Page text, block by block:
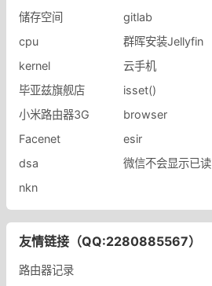
储存空间
gitlab
cpu
群晖安装Jellyfin
kernel
云手机
毕亚兹旗舰店
isset()
小米路由器3G
browser
Facenet
esir
dsa
微信不会显示已读
nkn
友情链接（QQ:2280885567）
路由器记录